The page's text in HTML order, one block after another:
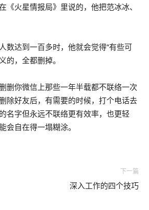
《火星情报局》里说的，他把范冰冰、
数达到一百多时，他就会觉得“有些可
的，全都删掉。
删你微信上那些一年半载都不联络一次
除好友后，有需要的时候，打个电话去
名字但永远不联络更有效率，也更轻
会自在得一塌糊涂。
下一篇
深入工作的四个技巧